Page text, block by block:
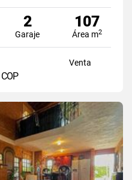
2
Garaje
107
Área m2
Venta
COP